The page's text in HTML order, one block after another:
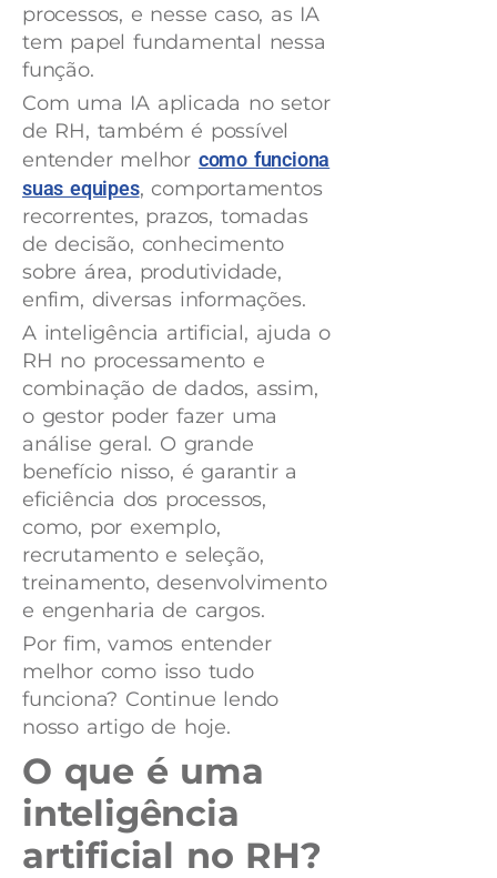
processos, e nesse caso, as IA
tem papel fundamental nessa
função.
Com uma IA aplicada no setor
de RH, também é possível
entender melhor como funciona
suas equipes, comportamentos
recorrentes, prazos, tomadas
de decisão, conhecimento
sobre área, produtividade,
enfim, diversas informações.
A inteligência artificial, ajuda o
RH no processamento e
combinação de dados, assim,
o gestor poder fazer uma
análise geral. O grande
benefício nisso, é garantir a
eficiência dos processos,
como, por exemplo,
recrutamento e seleção,
treinamento, desenvolvimento
e engenharia de cargos.
Por fim, vamos entender
melhor como isso tudo
funciona? Continue lendo
nosso artigo de hoje.
O que é uma
inteligência
artificial no RH?